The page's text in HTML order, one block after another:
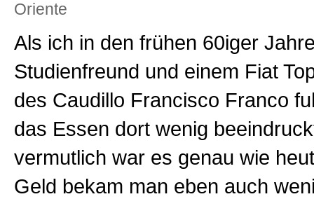
Oriente
Als ich in den frühen 60iger
Studienfreund und einem Fiat
des Caudillo Francisco Franco
das Essen dort wenig
vermutlich war es genau wie
Geld bekam man eben auch